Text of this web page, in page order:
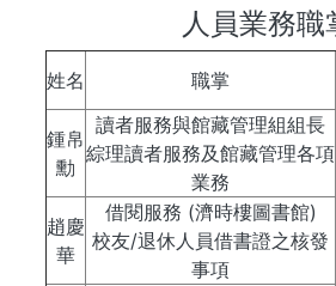
人員業務職
姓名 職掌
鍾帛
勳
讀者服務與館藏管理組組長
綜理讀者服務及館藏管理各項
業務
趙慶
華
借閱服務 (濟時樓圖書館)
校友/退休人員借書證之核發
事項